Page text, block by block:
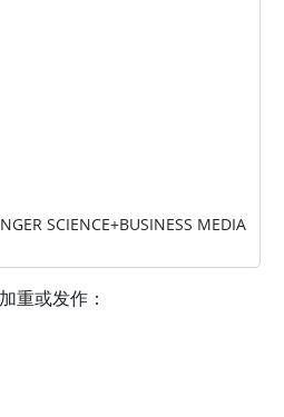
SCIENCE+BUSINESS MEDIA
重或发作：